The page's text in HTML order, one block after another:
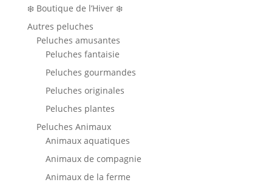
à
❄️ Boutique de l’Hiver ❄️
Autres peluches
Peluches amusantes
Peluches fantaisie
Peluches gourmandes
Peluches originales
Peluches plantes
Peluches Animaux
Animaux aquatiques
Animaux de compagnie
Animaux de la ferme